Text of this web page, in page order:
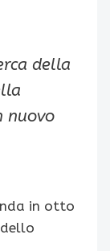
della
nuovo
in otto